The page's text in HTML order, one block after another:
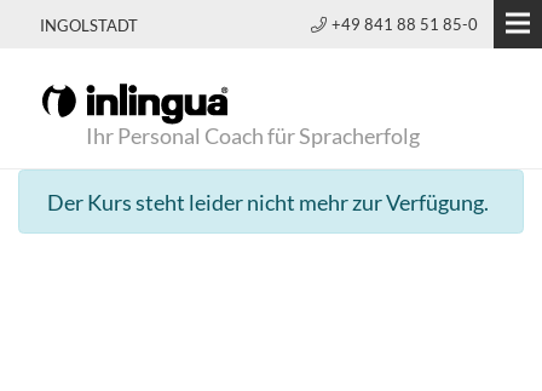
INGOLSTADT +49 841 88 51 85-0
Ihr Personal Coach für Spracherfolg
Der Kurs steht leider nicht mehr zur Verfügung.